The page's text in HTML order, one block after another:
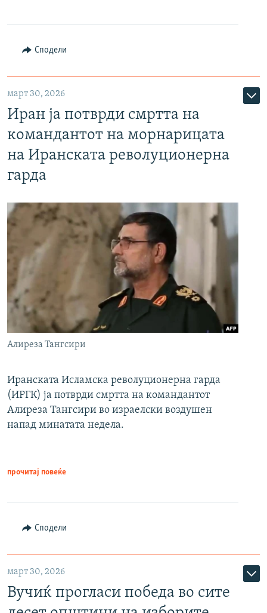
Сподели
март 30, 2026
Иран ја потврди смртта на
командантот на морнарицата
на Иранската револуционерна
гарда
Алиреза Тангсири
Иранската Исламска револуционерна гарда
(ИРГК) ја потврди смртта на командантот
Алиреза Тангсири во израелски воздушен
напад минатата недела.
прочитај повеќе
Сподели
март 30, 2026
Вучиќ прогласи победа во сите